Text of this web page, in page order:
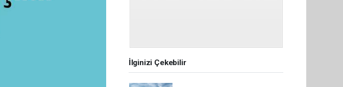
İlginizi Çekebilir